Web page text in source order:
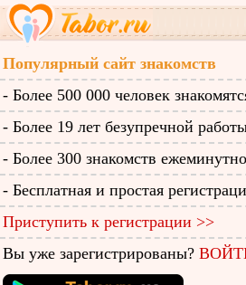
Популярный сайт знакомств
- Более 500 000 человек
- Более 19 лет безупречной
- Более 300 знакомств
- Бесплатная и простая
Приступить к регистрации >>
Вы уже зарегистрированы?